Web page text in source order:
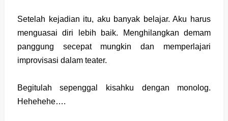
Setelah kejadian itu, aku banyak belajar. Aku harus
menguasai diri lebih baik. Menghilangkan demam
panggung secepat mungkin dan memperlajari
improvisasi dalam teater.
Begitulah sepenggal kisahku dengan monolog.
Hehehehe….